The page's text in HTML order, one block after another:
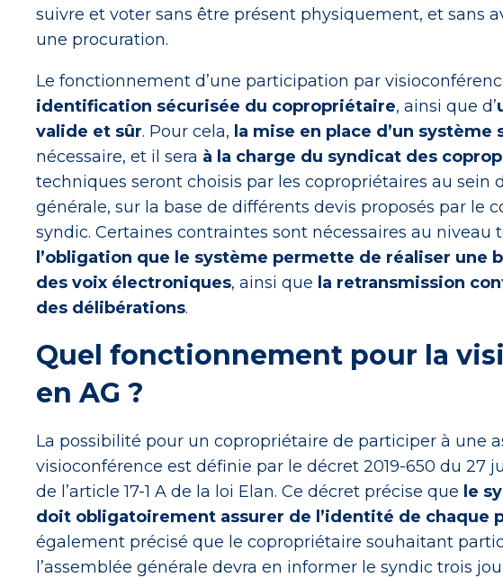
suivre et voter sans être présent physiquement, et sans
une procuration.
Le fonctionnement d’une participation par
identification sécurisée du copropriétaire, ainsi que d’
valide et sûr. Pour cela, la mise en place d’un
nécessaire, et il sera à la charge du syndicat des
techniques seront choisis par les copropriétaires au sein
générale, sur la base de différents devis proposés par le
syndic. Certaines contraintes sont nécessaires au niveau
l’obligation que le système permette de réaliser une
des voix électroniques, ainsi que la retransmission
des délibérations.
Quel fonctionnement pour la
en AG ?
La possibilité pour un copropriétaire de participer à une
visioconférence est définie par le décret 2019-650 du 27
de l’article 17-1 A de la loi Elan. Ce décret précise que le
doit obligatoirement assurer de l’identité de chaque
également précisé que le copropriétaire souhaitant
l’assemblée générale devra en informer le syndic trois